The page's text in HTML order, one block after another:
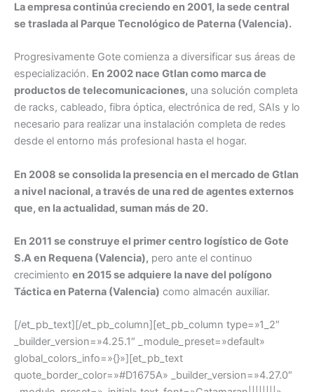
La empresa continúa creciendo en 2001, la sede central
se traslada al Parque Tecnológico de Paterna (Valencia).
Progresivamente Gote comienza a diversificar sus áreas de
especialización. En 2002 nace Gtlan como marca de
productos de telecomunicaciones, una solución completa
de racks, cableado, fibra óptica, electrónica de red, SAIs y lo
necesario para realizar una instalación completa de redes
desde el entorno más profesional hasta el hogar.
En 2008 se consolida la presencia en el mercado de Gtlan
a nivel nacional, a través de una red de agentes externos
que, en la actualidad, suman más de 20.
En 2011 se construye el primer centro logístico de Gote
S.A en Requena (Valencia), pero ante el continuo
crecimiento en 2015 se adquiere la nave del polígono
Táctica en Paterna (Valencia) como almacén auxiliar.
[/et_pb_text][/et_pb_column][et_pb_column type=»1_2″
_builder_version=»4.25.1″ _module_preset=»default»
global_colors_info=»{}»][et_pb_text
quote_border_color=»#D1675A» _builder_version=»4.27.0″